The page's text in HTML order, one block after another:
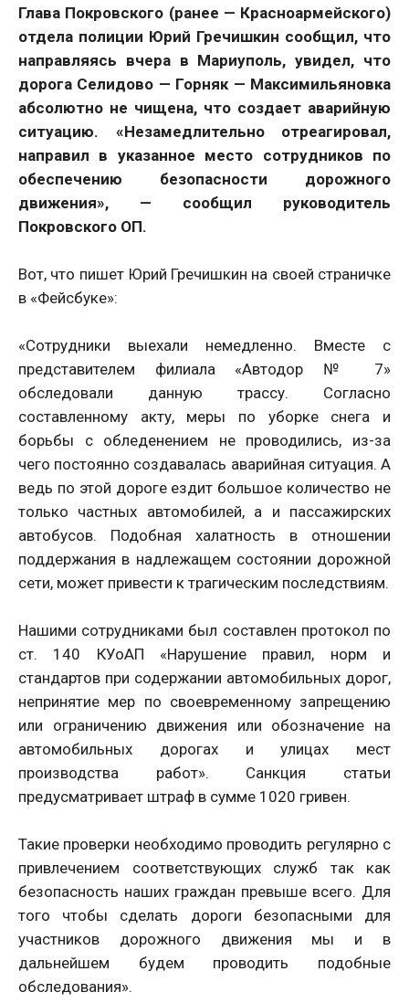
Глава Покровского (ранее — Красноармейского)
отдела полиции Юрий Гречишкин сообщил, что
направляясь вчера в Мариуполь, увидел, что
дорога Селидово — Горняк — Максимильяновка
абсолютно не чищена, что создает аварийную
ситуацию. «Незамедлительно отреагировал,
направил в указанное место сотрудников по
обеспечению безопасности дорожного
движения», — сообщил руководитель
Покровского ОП.
Вот, что пишет Юрий Гречишкин на своей страничке
в «Фейсбуке»:
«Сотрудники выехали немедленно. Вместе с
представителем филиала «Автодор № 7»
обследовали данную трассу. Согласно
составленному акту, меры по уборке снега и
борьбы с обледенением не проводились, из-за
чего постоянно создавалась аварийная ситуация. А
ведь по этой дороге ездит большое количество не
только частных автомобилей, а и пассажирских
автобусов. Подобная халатность в отношении
поддержания в надлежащем состоянии дорожной
сети, может привести к трагическим последствиям.
Нашими сотрудниками был составлен протокол по
ст. 140 КУоАП «Нарушение правил, норм и
стандартов при содержании автомобильных дорог,
непринятие мер по своевременному запрещению
или ограничению движения или обозначение на
автомобильных дорогах и улицах мест
производства работ». Санкция статьи
предусматривает штраф в сумме 1020 гривен.
Такие проверки необходимо проводить регулярно с
привлечением соответствующих служб так как
безопасность наших граждан превыше всего. Для
того чтобы сделать дороги безопасными для
участников дорожного движения мы и в
дальнейшем будем проводить подобные
обследования».